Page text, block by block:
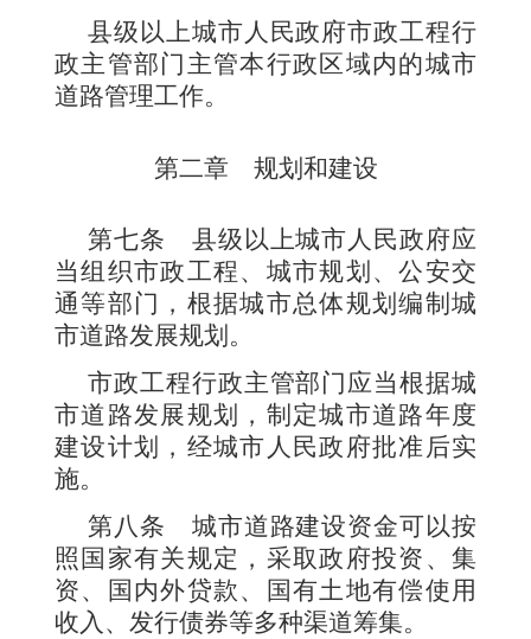
县级以上城市人民政府市政工程行
政主管部门主管本行政区域内的城市
道路管理工作。
第二章 规划和建设
第七条 县级以上城市人民政府应
当组织市政工程、城市规划、公安交
通等部门，根据城市总体规划编制城
市道路发展规划。
市政工程行政主管部门应当根据城
市道路发展规划，制定城市道路年度
建设计划，经城市人民政府批准后实
施。
第八条 城市道路建设资金可以按
照国家有关规定，采取政府投资、集
资、国内外贷款、国有土地有偿使用
收入、发行债券等多种渠道筹集。